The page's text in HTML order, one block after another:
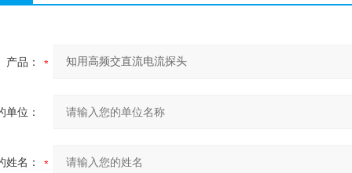
产品：
单位：
姓名：